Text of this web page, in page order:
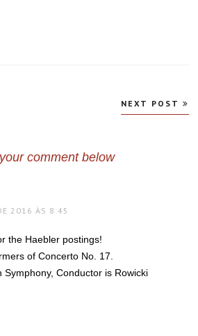
NEXT POST
comment below
2016 ÀS 8:45
the Haebler postings!
of Concerto No. 17.
Conductor is Rowicki